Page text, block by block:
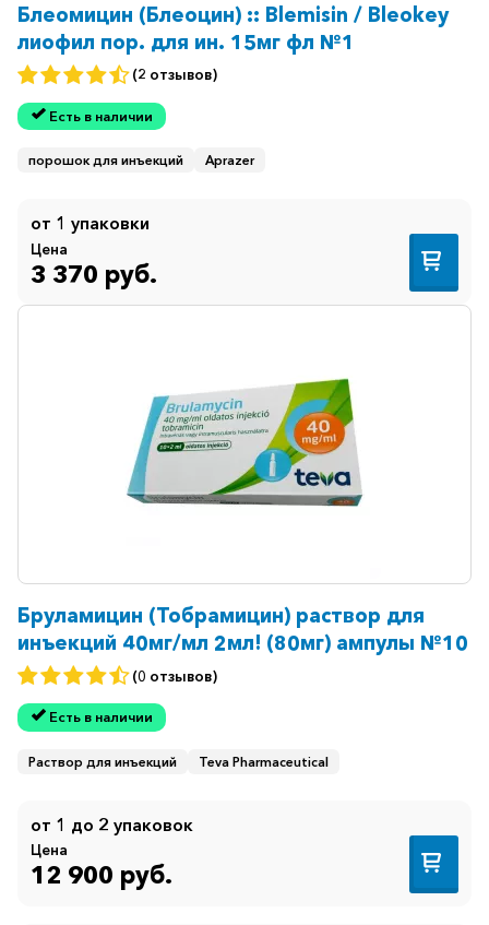
Блеомицин (Блеоцин) :: Blemisin / Bleokey
лиофил пор. для ин. 15мг фл №1
(2 отзывов)
Есть в наличии
порошок для инъекций Aprazer
от 1 упаковки
Цена
3 370 руб.
Бруламицин (Тобрамицин) раствор для
инъекций 40мг/мл 2мл! (80мг) ампулы №10
(0 отзывов)
Есть в наличии
Раствор для инъекций Teva Pharmaceutical
от 1 до 2 упаковок
Цена
12 900 руб.